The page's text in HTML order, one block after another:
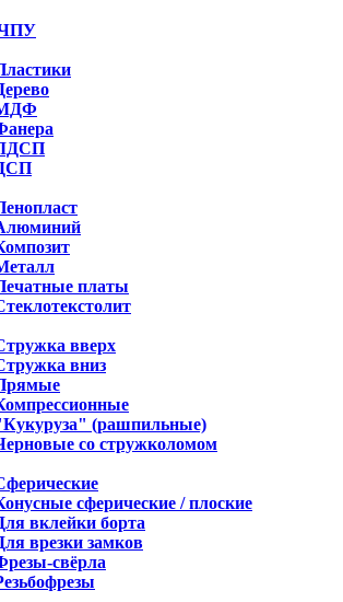
ЧПУ
платы
вверх
вниз
(рашпильные)
со стружколомом
сферические / плоские
вклейки борта
врезки замков
свёрла